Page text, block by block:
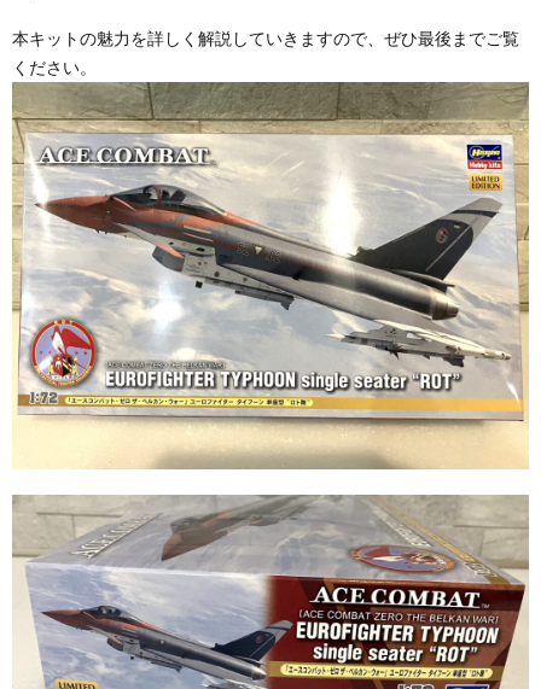
本キットの魅力を詳しく解説していきますので、ぜひ最後までご覧
ください。